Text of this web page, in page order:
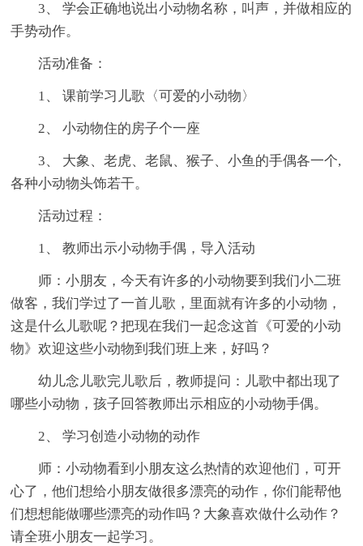
3、 学会正确地说出小动物名称，叫声，并做相应的
手势动作。
活动准备：
1、 课前学习儿歌〈可爱的小动物〉
2、 小动物住的房子个一座
3、 大象、老虎、老鼠、猴子、小鱼的手偶各一个,
各种小动物头饰若干。
活动过程：
1、 教师出示小动物手偶，导入活动
师：小朋友，今天有许多的小动物要到我们小二班
做客，我们学过了一首儿歌，里面就有许多的小动物，
这是什么儿歌呢？把现在我们一起念这首《可爱的小动
物》欢迎这些小动物到我们班上来，好吗？
幼儿念儿歌完儿歌后，教师提问：儿歌中都出现了
哪些小动物，孩子回答教师出示相应的小动物手偶。
2、 学习创造小动物的动作
师：小动物看到小朋友这么热情的欢迎他们，可开
心了，他们想给小朋友做很多漂亮的动作，你们能帮他
们想想能做哪些漂亮的动作吗？大象喜欢做什么动作？
请全班小朋友一起学习。